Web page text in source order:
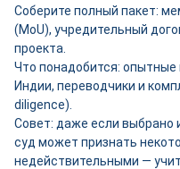
Соберите полный пакет:
(MoU), учредительный
проекта.
Что понадобится:
Индии, переводчики и
diligence).
Совет: даже если выбрано
суд может признать
недействительными —